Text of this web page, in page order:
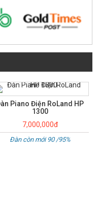
Đàn Piano Điện RoLand
110WH
12,500,000đ
Đàn còn mới 90 /95%